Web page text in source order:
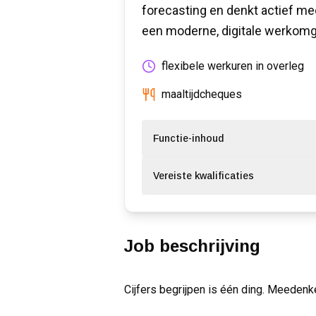
forecasting en denkt actief
een moderne, digitale
flexibele werkuren in overleg
maaltijdcheques
Functie-inhoud
Vereiste kwalificaties
Job beschrijving
Cijfers begrijpen is één ding.